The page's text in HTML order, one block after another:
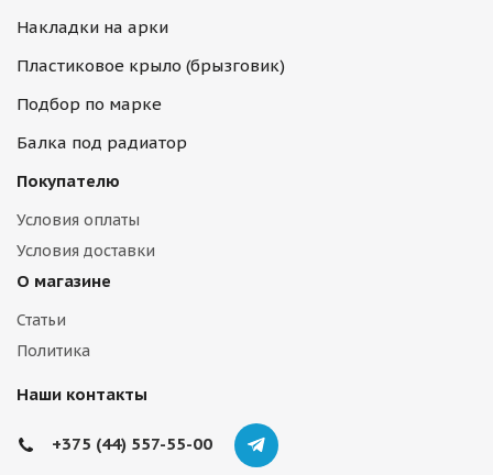
Накладки на арки
Пластиковое крыло (брызговик)
Подбор по марке
Балка под радиатор
Покупателю
Условия оплаты
Условия доставки
О магазине
Статьи
Политика
Наши контакты
+375 (44) 557-55-00